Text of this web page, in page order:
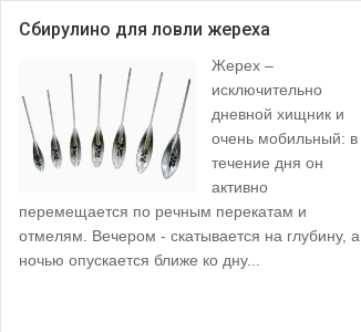
Сбирулино для ловли жереха
Жерех –
исключительно
дневной хищник и
очень мобильный: в
течение дня он
активно
перемещается по речным перекатам и
отмелям. Вечером - скатывается на глубину, а
ночью опускается ближе ко дну...